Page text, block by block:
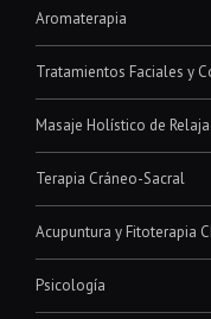
Aromaterapia
Tratamientos Faciales y
Masaje Holístico de
Terapia Cráneo-Sacral
Acupuntura y Fitoterapia
Psicología